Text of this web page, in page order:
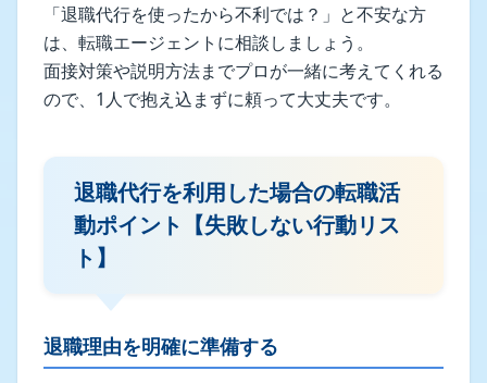
「退職代行を使ったから不利では？」と不安な方
は、転職エージェントに相談しましょう。
面接対策や説明方法までプロが一緒に考えてくれる
ので、1人で抱え込まずに頼って大丈夫です。
退職代行を利用した場合の転職活
動ポイント【失敗しない行動リス
ト】
退職理由を明確に準備する